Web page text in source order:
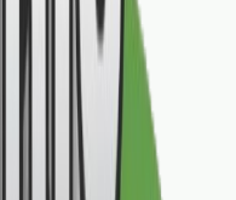
loja.